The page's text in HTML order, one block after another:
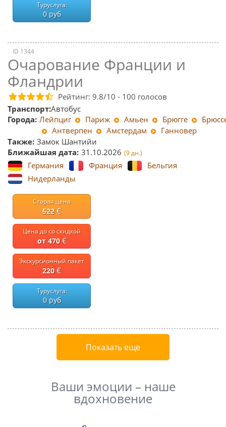
Туруслуга:
0 руб
ID 1344
Очарование Франции и
Фландрии
Рейтинг: 9.8/10 - 100 голосов
Транспорт:Автобус
Города: Лейпциг Париж Амьен Брюгге
Антверпен
Амстердам Ганновер
Также: Замок Шантийи
Ближайшая дата: 31.10.2026 (9 дн.)
Германия Франция
Бельгия
Нидерланды
Старая цена
522€
Цена до со скидкой
от 470€
Экскурсионный пакет
220€
Туруслуга:
0 руб
Показать еще
Ваши эмоции – наше
вдохновение